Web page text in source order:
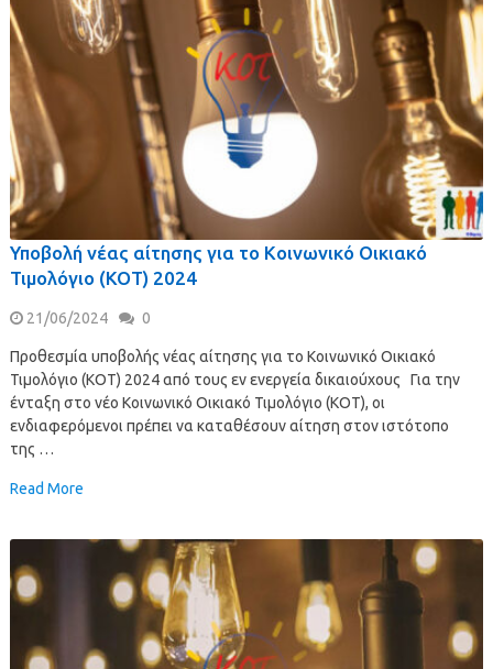
Υποβολή νέας αίτησης για το Κοινωνικό Οικιακό
Τιμολόγιο (ΚΟΤ) 2024
21/06/2024 0
Προθεσμία υποβολής νέας αίτησης για το Κοινωνικό Οικιακό
Τιμολόγιο (ΚΟΤ) 2024 από τους εν ενεργεία δικαιούχους Για την
ένταξη στο νέο Κοινωνικό Οικιακό Τιμολόγιο (ΚΟΤ), οι
ενδιαφερόμενοι πρέπει να καταθέσουν αίτηση στον ιστότοπο
της …
Read More